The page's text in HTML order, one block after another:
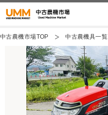
中古農機市場TOP 中古農機具一覧